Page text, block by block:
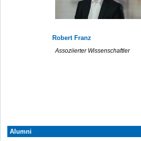
Robert Franz
Assoziierter Wissenschaftler
Alumni